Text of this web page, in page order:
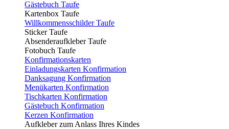
Gästebuch Taufe
Kartenbox Taufe
Willkommensschilder Taufe
Sticker Taufe
Absenderaufkleber Taufe
Fotobuch Taufe
Konfirmationskarten
Einladungskarten Konfirmation
Danksagung Konfirmation
Menükarten Konfirmation
Tischkarten Konfirmation
Gästebuch Konfirmation
Kerzen Konfirmation
Aufkleber zum Anlass Ihres Kindes